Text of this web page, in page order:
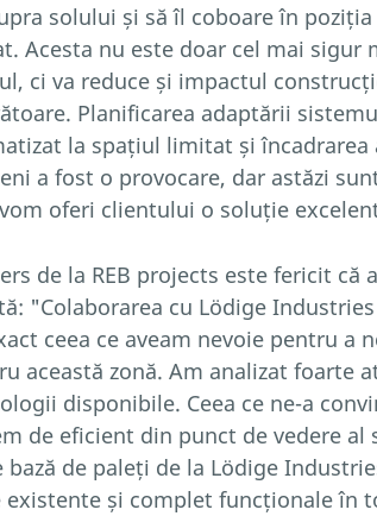
solului și să îl coboare în
Acesta nu este doar cel mai sigur
ci va reduce și impactul
Planificarea adaptării
la spațiul limitat și încadrarea
a fost o provocare, dar astăzi
oferi clientului o soluție
de la REB projects este fericit că
"Colaborarea cu Lödige
ceea ce aveam nevoie pentru a
această zonă. Am analizat foarte
disponibile. Ceea ce ne-a
de eficient din punct de vedere al
de paleți de la Lödige
existente și complet funcționale în